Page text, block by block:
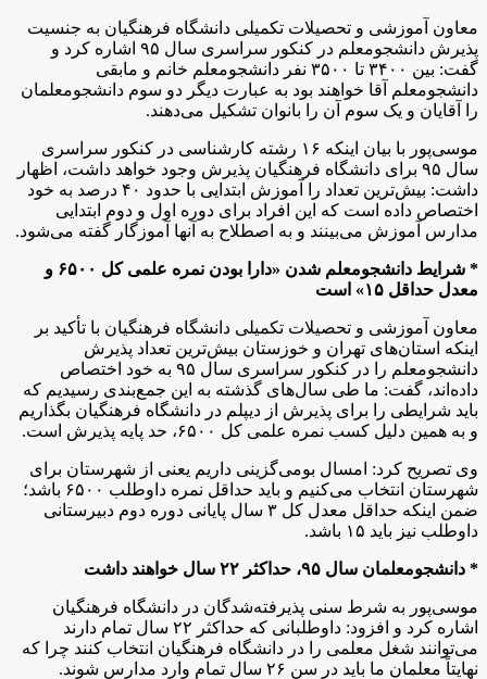
معاون آموزشی و تحصیلات تکمیلی دانشگاه فرهنگیان به جنسیت
پذیرش دانشجومعلم در کنکور سراسری سال ۹۵ اشاره کرد و
گفت:‌ بین ۳۴۰۰ تا ۳۵۰۰ نفر دانشجومعلم خانم و مابقی
دانشجومعلم آقا خواهند بود به عبارت دیگر دو سوم دانشجومعلمان
را آقایان و یک سوم آن را بانوان تشکیل می‌دهند.
موسی‌پور با بیان اینکه ۱۶ رشته کارشناسی در کنکور سراسری
سال ۹۵ برای دانشگاه فرهنگیان پذیرش وجود خواهد داشت، اظهار
داشت: بیش‌ترین تعداد را آموزش ابتدایی با حدود ۴۰ درصد به خود
اختصاص داده است که این افراد برای دوره اول و دوم ابتدایی
مدارس آموزش می‌بینند و به اصطلاح به آنها آموزگار گفته می‌شود.
* شرایط دانشجومعلم شدن «دارا بودن نمره علمی کل ۶۵۰۰ و
معدل حداقل ۱۵» است
معاون آموزشی و تحصیلات تکمیلی دانشگاه فرهنگیان با تأکید بر
اینکه استان‌های تهران و خوزستان بیش‌ترین تعداد پذیرش
دانشجومعلم را در کنکور سراسری سال ۹۵ به خود اختصاص
داده‌اند‌،‌ گفت: ما طی سال‌های گذشته به این جمع‌بندی رسیدیم که
باید شرایطی را برای پذیرش از دیپلم در دانشگاه فرهنگیان بگذاریم
و به همین دلیل کسب نمره علمی کل ۶۵۰۰، حد پایه پذیرش است.
وی تصریح کرد:‌ امسال بومی‌گزینی داریم یعنی از شهرستان برای
شهرستان انتخاب می‌کنیم و باید حداقل نمره داوطلب ۶۵۰۰ باشد؛
ضمن اینکه حداقل معدل کل ۳ سال پایانی دوره دوم دبیرستانی
داوطلب نیز باید ۱۵ باشد.
* دانشجومعلمان سال ۹۵، حداکثر ۲۲ سال خواهند داشت
موسی‌پور به شرط سنی پذیرفته‌شدگان در دانشگاه فرهنگیان
اشاره کرد و افزود: داوطلبانی که حداکثر ۲۲ سال تمام دارند
می‌توانند شغل معلمی را در دانشگاه فرهنگیان انتخاب کنند چرا که
نهایتاً معلمان ما باید در سن ۲۶ سال تمام وارد مدارس شوند.